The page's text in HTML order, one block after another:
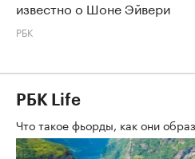
известно о Шоне Эйвери
РБК
РБК Life
Что такое фьорды, как они